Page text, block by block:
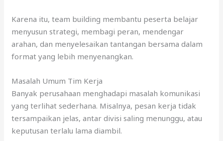
Karena itu, team building membantu peserta belajar
menyusun strategi, membagi peran, mendengar
arahan, dan menyelesaikan tantangan bersama dalam
format yang lebih menyenangkan.
Masalah Umum Tim Kerja
Banyak perusahaan menghadapi masalah komunikasi
yang terlihat sederhana. Misalnya, pesan kerja tidak
tersampaikan jelas, antar divisi saling menunggu, atau
keputusan terlalu lama diambil.